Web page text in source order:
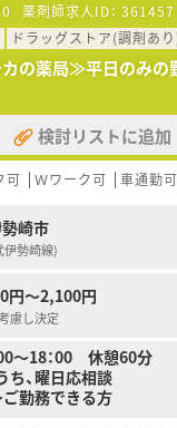
薬剤師求人ID： 361457
ドラッグストア(調剤あ
カの薬局≫平日のみの
検討リストに追加
可 Ｗワーク可 車通勤可
崎市
伊勢崎線)
円～2,100円
慮し決定
～18：00 休憩60分
、曜日応相談
勤務できる方